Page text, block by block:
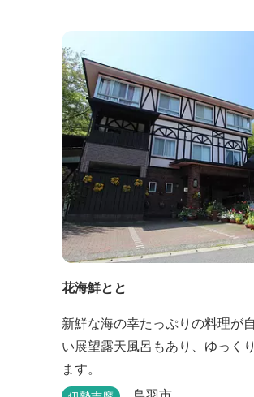
花海鮮とと
新鮮な海の幸たっぷりの料理が
い展望露天風呂もあり、ゆっく
ます。